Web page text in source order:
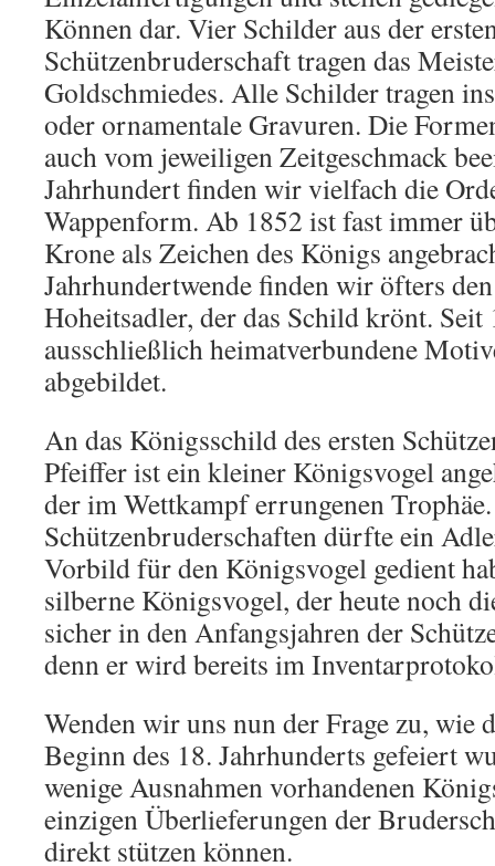
Können dar. Vier Schilder aus der
Schützenbruderschaft tragen das
Goldschmiedes. Alle Schilder tragen
oder ornamentale Gravuren. Die
auch vom jeweiligen Zeitgeschmack
Jahrhundert finden wir vielfach die
Wappenform. Ab 1852 ist fast immer
Krone als Zeichen des Königs
Jahrhundertwende finden wir öfters
Hoheitsadler, der das Schild krönt. Seit
ausschließlich heimatverbundene
abgebildet.
An das Königsschild des ersten
Pfeiffer ist ein kleiner Königsvogel
der im Wettkampf errungenen
Schützenbruderschaften dürfte ein
Vorbild für den Königsvogel gedient
silberne Königsvogel, der heute noch
sicher in den Anfangsjahren der
denn er wird bereits im
Wenden wir uns nun der Frage zu, wie
Beginn des 18. Jahrhunderts gefeiert
wenige Ausnahmen vorhandenen
einzigen Überlieferungen der
direkt stützen können.